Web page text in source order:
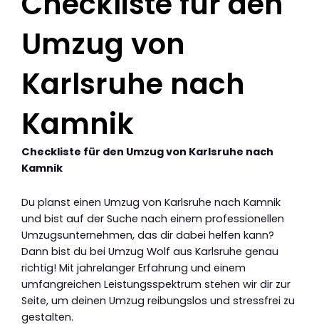
Umzug von
Karlsruhe nach
Kamnik
Checkliste für den Umzug von Karlsruhe nach
Kamnik
Du planst einen Umzug von Karlsruhe nach Kamnik
und bist auf der Suche nach einem professionellen
Umzugsunternehmen, das dir dabei helfen kann?
Dann bist du bei Umzug Wolf aus Karlsruhe genau
richtig! Mit jahrelanger Erfahrung und einem
umfangreichen Leistungsspektrum stehen wir dir zur
Seite, um deinen Umzug reibungslos und stressfrei zu
gestalten.